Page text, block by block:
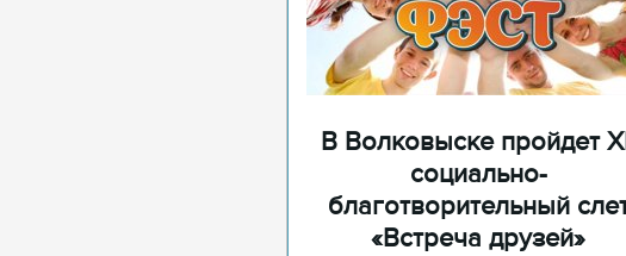
В Волковыске пройдет
социально-
благотворительный
«Встреча друзей»